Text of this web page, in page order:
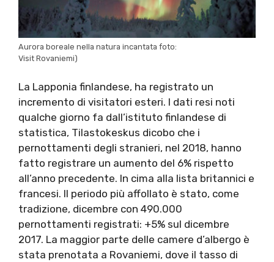
Aurora boreale nella natura incantata foto:
Visit Rovaniemi)
La Lapponia finlandese, ha registrato un
incremento di visitatori esteri. I dati resi noti
qualche giorno fa dall’istituto finlandese di
statistica, Tilastokeskus dicobo che i
pernottamenti degli stranieri, nel 2018, hanno
fatto registrare un aumento del 6% rispetto
all’anno precedente. In cima alla lista britannici e
francesi. Il periodo più affollato è stato, come
tradizione, dicembre con 490.000
pernottamenti registrati: +5% sul dicembre
2017. La maggior parte delle camere d’albergo è
stata prenotata a Rovaniemi, dove il tasso di